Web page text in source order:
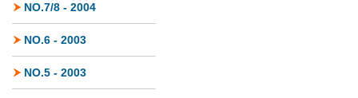
NO.7/8 - 2004
NO.6 - 2003
NO.5 - 2003